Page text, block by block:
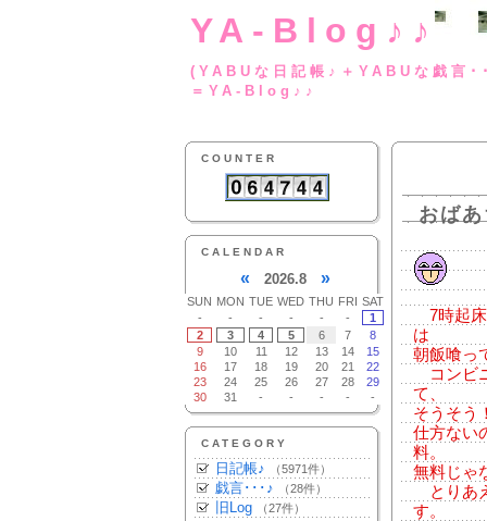
YA-Blog♪♪
(YABUな日記帳♪
＝YA-Blog♪♪
COUNTER
CALENDAR
« 2026.8 »
SUN MON TUE WED THU FRI SAT
-
- - - - -
1
2
3 4 5 6 7
8
9
10 11 12 13 14
15
16
17 18 19 20 21
22
23
24 25 26 27 28
29
30
31 - - - - -
CATEGORY
日記帳♪ （5971件）
戯言･･･♪ （28件）
旧Log （27件）
おば
7時起床
は
朝飯喰っ
コンビ
て、
そうそう
仕方ない
料。
無料じゃ
とりあ
す。